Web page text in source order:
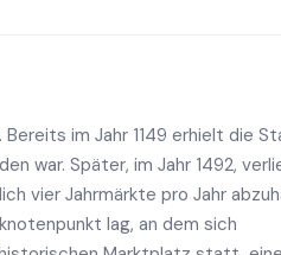
im Jahr 1149 erhielt die
war. Später, im Jahr 1492,
vier Jahrmärkte pro Jahr
lag, an dem sich